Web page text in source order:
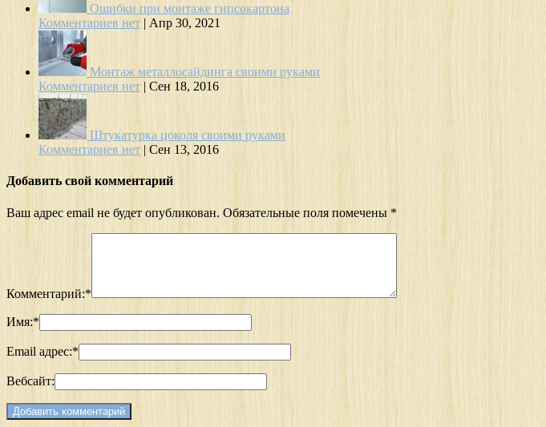
Ошибки при монтаже гипсокартона
Комментариев нет | Апр 30, 2021
Монтаж металлосайдинга своими руками
Комментариев нет | Сен 18, 2016
Штукатурка цоколя своими руками
Комментариев нет | Сен 13, 2016
Добавить свой комментарий
Ваш адрес email не будет опубликован. Обязательные поля помечены *
Комментарий:*
Имя:*
Email адрес:*
Вебсайт: